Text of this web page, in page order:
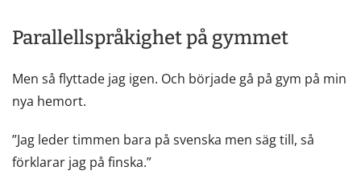
Parallellspråkighet på gymmet
Men så flyttade jag igen. Och började gå på gym på min
nya hemort.
”Jag leder timmen bara på svenska men säg till, så
förklarar jag på finska.”